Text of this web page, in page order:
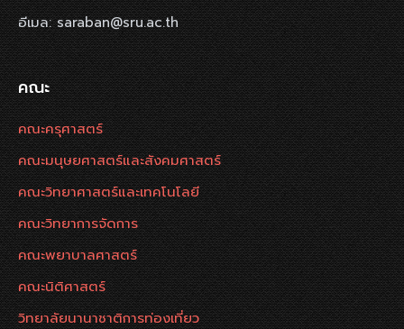
อีเมล: saraban@sru.ac.th
คณะ
คณะครุศาสตร์
คณะมนุษยศาสตร์และสังคมศาสตร์
คณะวิทยาศาสตร์และเทคโนโลยี
คณะวิทยาการจัดการ
คณะพยาบาลศาสตร์
คณะนิติศาสตร์
วิทยาลัยนานาชาติการท่องเที่ยว